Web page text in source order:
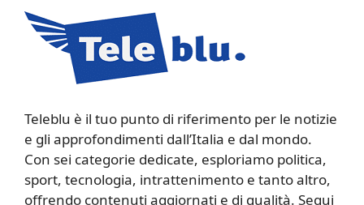
Teleblu è il tuo punto di riferimento per le notizie
e gli approfondimenti dall’Italia e dal mondo.
Con sei categorie dedicate, esploriamo politica,
sport, tecnologia, intrattenimento e tanto altro,
offrendo contenuti aggiornati e di qualità. Segui